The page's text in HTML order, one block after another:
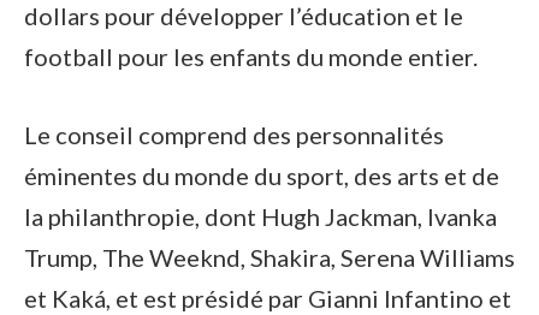
dollars pour développer l’éducation et le
football pour les enfants du monde entier.
Le conseil comprend des personnalités
éminentes du monde du sport, des arts et de
la philanthropie, dont Hugh Jackman, Ivanka
Trump, The Weeknd, Shakira, Serena Williams
et Kaká, et est présidé par Gianni Infantino et